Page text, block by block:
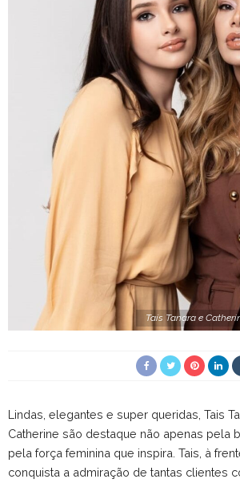
Taís Tanara e
Lindas, elegantes e super queridas, Tais
Catherine são destaque não apenas pela
pela força feminina que inspira. Tais, à
conquista a admiração de tantas clientes